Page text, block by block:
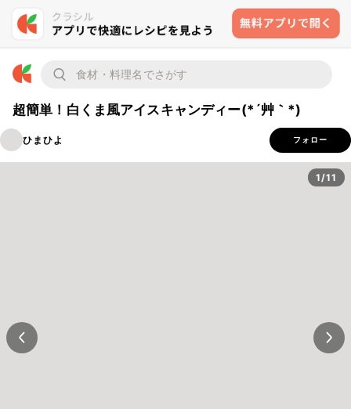
超簡単！白くま風アイスキャンディー(*´艸｀*)
ひまひよ フォロー
1/11